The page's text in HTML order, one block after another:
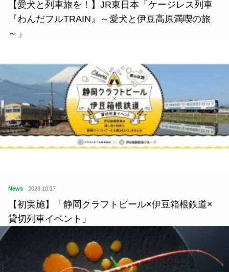
【愛犬と列車旅を！】JR東日本「ケージレス列車
『わんだフルTRAIN』～愛犬と伊豆高原満喫の旅
～」
News 2023.10.17
【初実施】「静岡クラフトビール×伊豆箱根鉄道×
貸切列車イベント」